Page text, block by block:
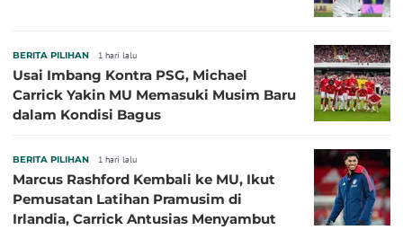
BERITA PILIHAN 1 hari lalu
Usai Imbang Kontra PSG, Michael
Carrick Yakin MU Memasuki Musim Baru
dalam Kondisi Bagus
BERITA PILIHAN 1 hari lalu
Marcus Rashford Kembali ke MU, Ikut
Pemusatan Latihan Pramusim di
Irlandia, Carrick Antusias Menyambut